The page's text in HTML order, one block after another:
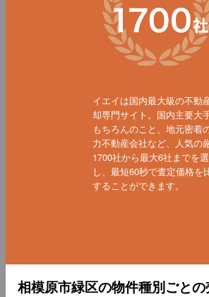
イエイは国内最大級の不動
却専門サイト。国内主要大
もちろんのこと、地元密着
力不動産会社など、人気の
1700社から最大6社までを
し、最短60秒で査定価格を
することができます。
相模原市緑区の物件種別ごと